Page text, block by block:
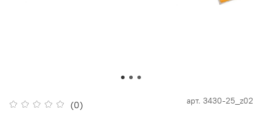
(0) арт. 3430-25_z02